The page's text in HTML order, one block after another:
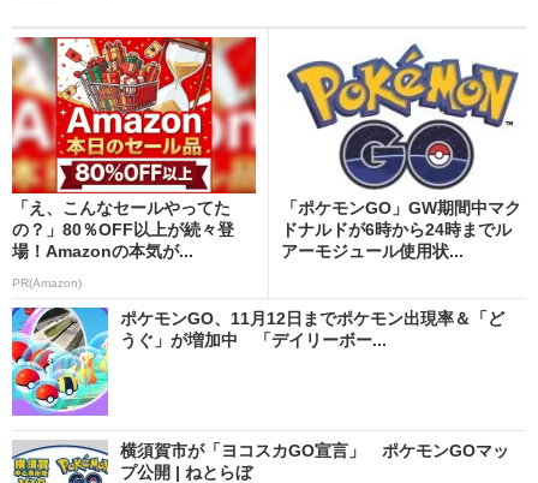
「え、こんなセールやってた
の？」80％OFF以上が続々登
場！Amazonの本気が...
PR(Amazon)
「ポケモンGO」GW期間中マク
ドナルドが6時から24時までル
アーモジュール使用状...
ポケモンGO、11月12日までポケモン出現率＆「ど
うぐ」が増加中 「デイリーボー...
横須賀市が「ヨコスカGO宣言」 ポケモンGOマッ
プ公開 | ねとらぼ